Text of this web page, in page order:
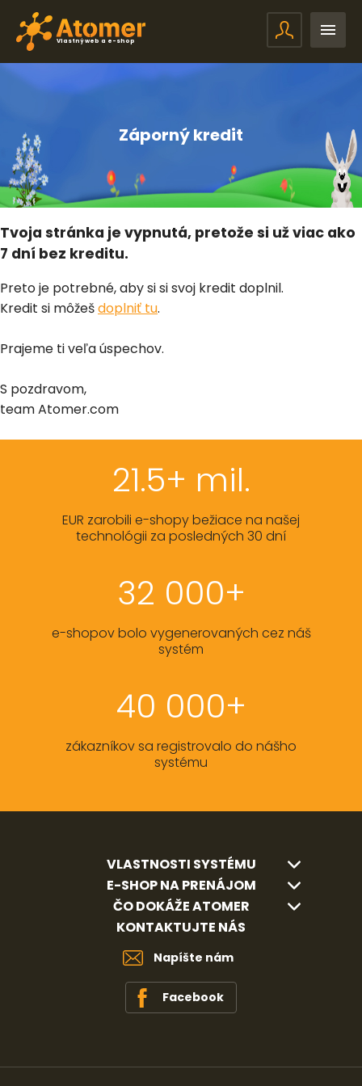
Vlastný web a e-shop
Záporný kredit
Tvoja stránka je vypnutá, pretože si už viac ako
7 dní bez kreditu.
Preto je potrebné, aby si si svoj kredit doplnil.
Kredit si môžešdoplniť tu.
Prajeme ti veľa úspechov.
S pozdravom,
team Atomer.com
21.5+ mil.
EUR zarobili e-shopy bežiace na našej
technológii za posledných 30 dní
32 000+
e-shopov bolo vygenerovaných cez náš
systém
40 000+
zákazníkov sa registrovalo do nášho
systému
VLASTNOSTI SYSTÉMU
E-SHOP NA PRENÁJOM
ČO DOKÁŽE ATOMER
KONTAKTUJTE NÁS
Napíšte nám
Facebook